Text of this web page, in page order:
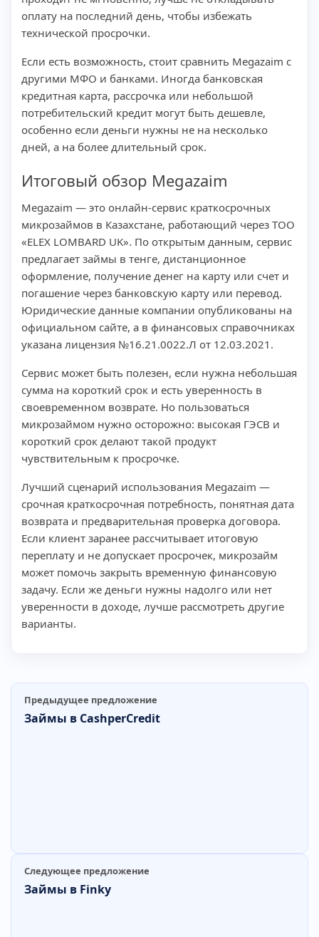
оплату на последний день, чтобы избежать
технической просрочки.
Если есть возможность, стоит сравнить Megazaim с
другими МФО и банками. Иногда банковская
кредитная карта, рассрочка или небольшой
потребительский кредит могут быть дешевле,
особенно если деньги нужны не на несколько
дней, а на более длительный срок.
Итоговый обзор Megazaim
Megazaim — это онлайн-сервис краткосрочных
микрозаймов в Казахстане, работающий через ТОО
«ELEX LOMBARD UK». По открытым данным, сервис
предлагает займы в тенге, дистанционное
оформление, получение денег на карту или счет и
погашение через банковскую карту или перевод.
Юридические данные компании опубликованы на
официальном сайте, а в финансовых справочниках
указана лицензия №16.21.0022.Л от 12.03.2021.
Сервис может быть полезен, если нужна небольшая
сумма на короткий срок и есть уверенность в
своевременном возврате. Но пользоваться
микрозаймом нужно осторожно: высокая ГЭСВ и
короткий срок делают такой продукт
чувствительным к просрочке.
Лучший сценарий использования Megazaim —
срочная краткосрочная потребность, понятная дата
возврата и предварительная проверка договора.
Если клиент заранее рассчитывает итоговую
переплату и не допускает просрочек, микрозайм
может помочь закрыть временную финансовую
задачу. Если же деньги нужны надолго или нет
уверенности в доходе, лучше рассмотреть другие
варианты.
Предыдущее предложение
Займы в CashperCredit
Следующее предложение
Займы в Finky